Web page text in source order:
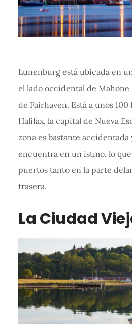
Lunenburg está ubicada en
el lado occidental de Mahone
de Fairhaven. Está a unos
Halifax, la capital de Nueva
zona es bastante accidentada
encuentra en un istmo, lo
puertos tanto en la parte
trasera.
La Ciudad